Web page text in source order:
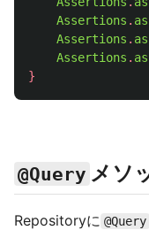
Assertions .
Assertions .
Assertions .
}
@Query メソ
Repositoryに @Query